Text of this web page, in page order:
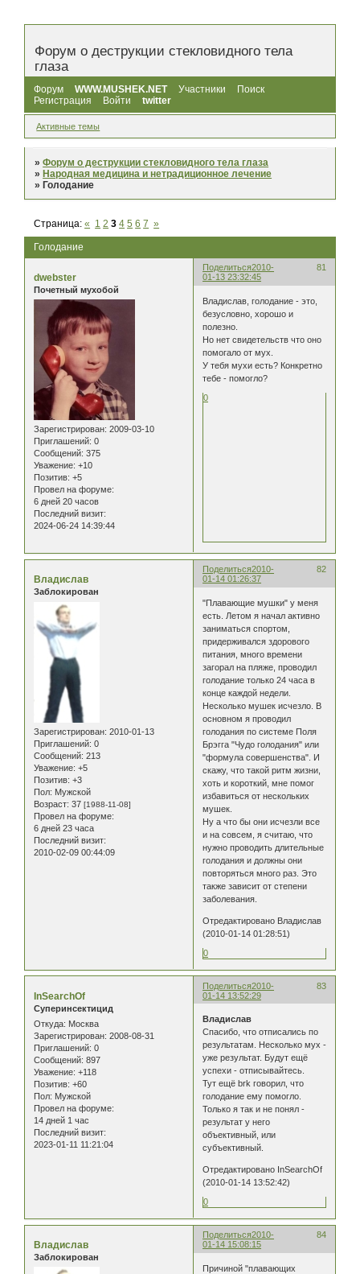
Форум о деструкции стекловидного тела
глаза
Форум WWW.MUSHEK.NET Участники
Поиск
Регистрация
Войти twitter
Активные темы
»Форум о деструкции стекловидного тела глаза
»Народная медицина и нетрадиционное лечение
»Голодание
Голодание
Страница:« 1 2 3 4 5 6 7 »
Поделиться 81
2010-
01-13 23:32:45
dwebster
Почетный мухобой
Зарегистрирован: 2009-03-10
Приглашений: 0
Сообщений: 375
Уважение: +10
Позитив: +5
Провел на форуме:
6 дней 20 часов
Последний визит:
2024-06-24 14:39:44
Владислав, голодание - это,
безусловно, хорошо и
полезно.
Но нет свидетельств что оно
помогало от мух.
У тебя мухи есть? Конкретно
тебе - помогло?
0
Поделиться 82
2010-
01-14 01:26:37
Владислав
Заблокирован
Зарегистрирован: 2010-01-13
Приглашений: 0
Сообщений: 213
Уважение: +5
Позитив: +3
Пол: Мужской
Возраст: 37 [1988-11-08]
Провел на форуме:
6 дней 23 часа
Последний визит:
2010-02-09 00:44:09
"Плавающие мушки" у меня
есть. Летом я начал активно
заниматься спортом,
придерживался здорового
питания, много времени
загорал на пляже, проводил
голодание только 24 часа в
конце каждой недели.
Несколько мушек исчезло. В
основном я проводил
голодания по системе Поля
Брэгга "Чудо голодания" или
"формула совершенства". И
скажу, что такой ритм жизни,
хоть и короткий, мне помог
избавиться от нескольких
мушек.
Ну а что бы они исчезли все
и на совсем, я считаю, что
нужно проводить длительные
голодания и должны они
повторяться много раз. Это
также зависит от степени
заболевания.
Отредактировано Владислав
(2010-01-14 01:28:51)
0
Поделиться 83
2010-
01-14 13:52:29
InSearchOf
Суперинсектицид
Откуда: Москва
Зарегистрирован: 2008-08-31
Приглашений: 0
Сообщений: 897
Уважение: +118
Позитив: +60
Пол: Мужской
Провел на форуме:
14 дней 1 час
Последний визит:
2023-01-11 11:21:04
Владислав
Спасибо, что отписались по
результатам. Несколько мух -
уже результат. Будут ещё
успехи - отписывайтесь.
Тут ещё brk говорил, что
голодание ему помогло.
Только я так и не понял -
результат у него
объективный, или
субъективный.
Отредактировано InSearchOf
(2010-01-14 13:52:42)
0
Поделиться 84
2010-
01-14 15:08:15
Владислав
Заблокирован
Причиной "плавающих